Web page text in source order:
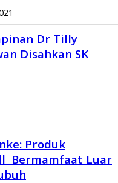
Dr Tilly
Disahkan SK
Produk
Bermamfaat Luar